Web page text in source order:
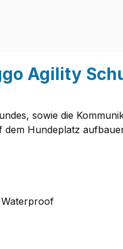
Agility
sowie die
Hundeplatz